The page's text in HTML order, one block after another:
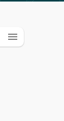
menu